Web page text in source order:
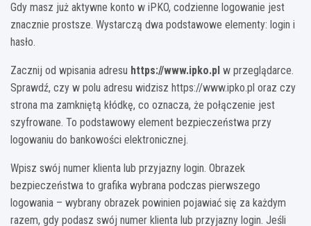
Gdy masz już aktywne konto w iPKO, codzienne logowanie jest
znacznie prostsze. Wystarczą dwa podstawowe elementy: login i
hasło.
Zacznij od wpisania adresu https://www.ipko.pl w przeglądarce.
Sprawdź, czy w polu adresu widzisz https://www.ipko.pl oraz czy
strona ma zamkniętą kłódkę, co oznacza, że połączenie jest
szyfrowane. To podstawowy element bezpieczeństwa przy
logowaniu do bankowości elektronicznej.
Wpisz swój numer klienta lub przyjazny login. Obrazek
bezpieczeństwa to grafika wybrana podczas pierwszego
logowania – wybrany obrazek powinien pojawiać się za każdym
razem, gdy podasz swój numer klienta lub przyjazny login. Jeśli